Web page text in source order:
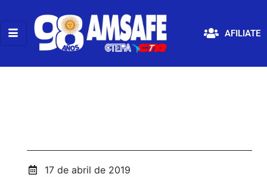
AFILIATE
17 de abril de 2019